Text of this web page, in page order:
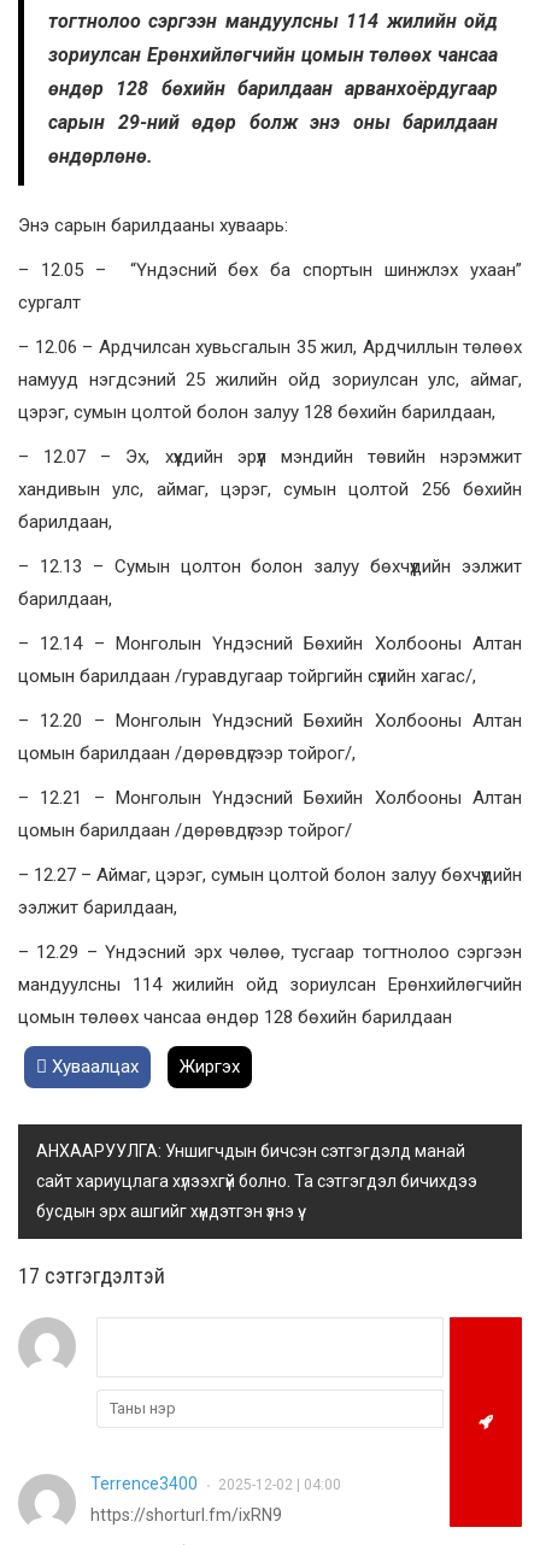
тогтнолоо сэргээн мандуулсны 114 жилийн ойд
зориулсан Ерөнхийлөгчийн цомын төлөөх чансаа
өндөр 128 бөхийн барилдаан арванхоёрдугаар
сарын 29-ний өдөр болж энэ оны барилдаан
өндөрлөнө.
Энэ сарын барилдааны хуваарь:
– 12.05 – “Үндэсний бөх ба спортын шинжлэх ухаан”
сургалт
– 12.06 – Ардчилсан хувьсгалын 35 жил, Ардчиллын төлөөх
намууд нэгдсэний 25 жилийн ойд зориулсан улс, аймаг,
цэрэг, сумын цолтой болон залуу 128 бөхийн барилдаан,
– 12.07 – Эх, хүүхдийн эрүүл мэндийн төвийн нэрэмжит
хандивын улс, аймаг, цэрэг, сумын цолтой 256 бөхийн
барилдаан,
– 12.13 – Сумын цолтон болон залуу бөхчүүдийн ээлжит
барилдаан,
– 12.14 – Монголын Үндэсний Бөхийн Холбооны Алтан
цомын барилдаан /гуравдугаар тойргийн сүүлийн хагас/,
– 12.20 – Монголын Үндэсний Бөхийн Холбооны Алтан
цомын барилдаан /дөрөвдүгээр тойрог/,
– 12.21 – Монголын Үндэсний Бөхийн Холбооны Алтан
цомын барилдаан /дөрөвдүгээр тойрог/
– 12.27 – Аймаг, цэрэг, сумын цолтой болон залуу бөхчүүдийн
ээлжит барилдаан,
– 12.29 – Үндэсний эрх чөлөө, тусгаар тогтнолоо сэргээн
мандуулсны 114 жилийн ойд зориулсан Ерөнхийлөгчийн
цомын төлөөх чансаа өндөр 128 бөхийн барилдаан
Хуваалцах Жиргэх
АНХААРУУЛГА: Уншигчдын бичсэн сэтгэгдэлд манай
сайт хариуцлага хүлээхгүй болно. Та сэтгэгдэл бичихдээ
бусдын эрх ашгийг хүндэтгэн үзнэ үү.
17 cэтгэгдэлтэй
Terrence3400 • 2025-12-02 | 04:00
https://shorturl.fm/ixRN9